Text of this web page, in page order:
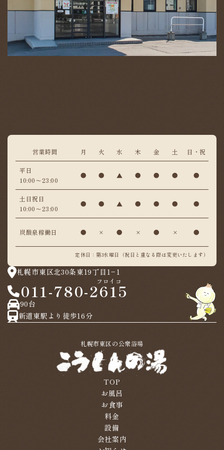
営業時間 月 火 水 木 金 土 日・祝
平日
10:00〜23:00
● ● ▲ ● ● ● ●
土日祝日
10:00〜23:00
● ● ▲ ● ● ● ●
炭酸泉稼働日 ● × ● × ● × ●
定休日：第3水曜日（祝日と重なる際は変更いたします）
札幌市東区北30条東19丁目1−1
フロイコ
011-780-2615
90台
新道東駅より徒歩16分
札幌市東区の公衆浴場
TOP
お風呂
お食事
料金
設備
会社案内